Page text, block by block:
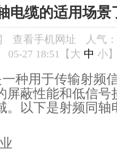
电缆的适用场景
查看手机网址
人气：
05-27 18:51【 大 中 小
种用于传输射频
屏蔽性能和低信号
。以下是射频同轴